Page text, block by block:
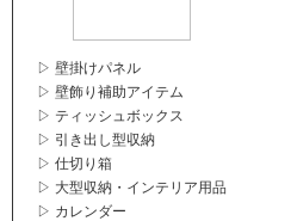
▷ 壁掛けパネル
▷ 壁飾り補助アイテム
▷ ティッシュボックス
▷ 引き出し型収納
▷ 仕切り箱
▷ 大型収納・インテリア用品
▷ カレンダー